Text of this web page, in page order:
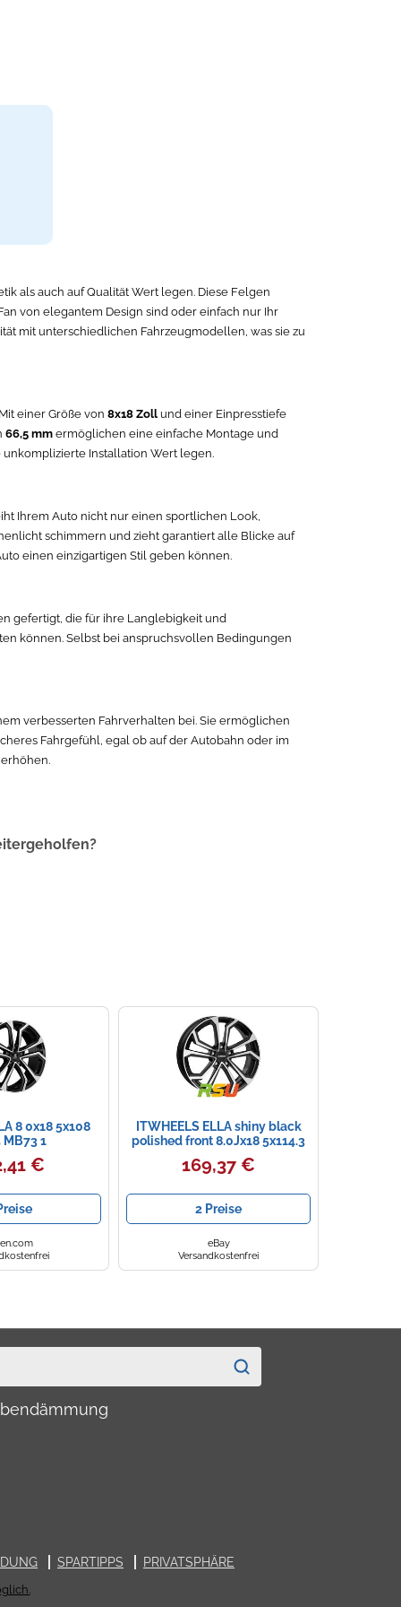
als auch auf Qualität Wert legen. Diese Felgen
von elegantem Design sind oder einfach nur Ihr
mit unterschiedlichen Fahrzeugmodellen, was sie zu
einer Größe von 8x18 Zoll und einer Einpresstiefe
66,5 mm ermöglichen eine einfache Montage und
Installation Wert legen.
Ihrem Auto nicht nur einen sportlichen Look,
schimmern und zieht garantiert alle Blicke auf
einen einzigartigen Stil geben können.
gefertigt, die für ihre Langlebigkeit und
können. Selbst bei anspruchsvollen Bedingungen
verbesserten Fahrverhalten bei. Sie ermöglichen
Fahrgefühl, egal ob auf der Autobahn oder im
8 0x18 5x108
MB73 1
€
ITWHEELS ELLA shiny black
polished front 8.0Jx18 5x114.3
169,37 €
2 Preise
eBay
Versandkostenfrei
SPARTIPPS PRIVATSPHÄRE